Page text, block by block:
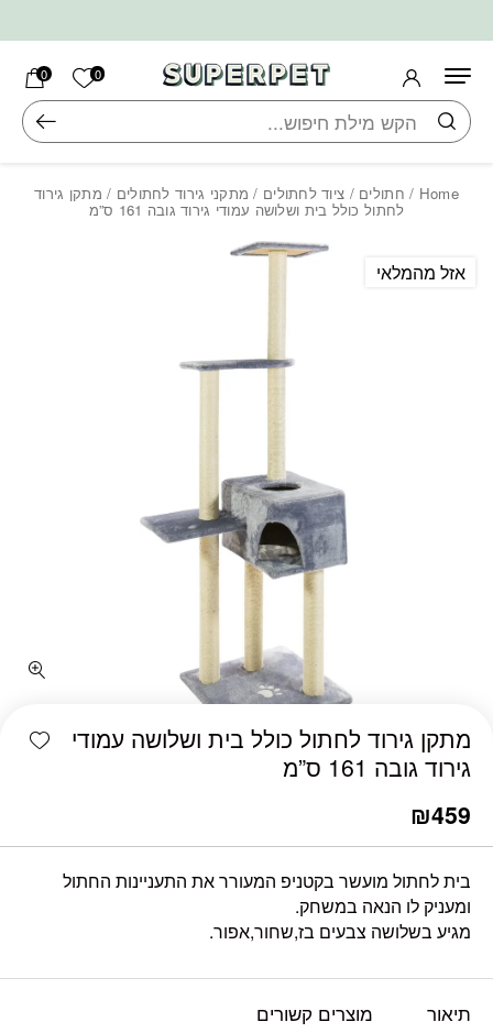
0 הרשימה
0
חיפוש
Home
/ חתולים / ציוד לחתולים / מתקני גירוד לחתולים / מתקן גירוד
לחתול כולל בית ושלושה עמודי גירוד גובה 161 ס”מ
מתקן גירוד לחתול כולל בית ושלושה עמודי
גירוד גובה 161 ס”מ
₪459
בית לחתול מועשר בקטניפ המעורר את התעניינות החתול
ומעניק לו הנאה במשחק.
מגיע בשלושה צבעים בז,שחור,אפור.
אזל מהמלאי
תיאור מוצרים קשורים